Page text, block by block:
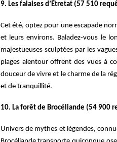
9. Les falaises d’Étretat (57 510
Cet été, optez pour une escapade
et leurs environs. Baladez-vous le
majestueuses sculptées par les
plages alentour offrent des vues à
douceur de vivre et le charme de la
et de tranquillité.
10. La forêt de Brocéliande (54 900
Univers de mythes et légendes,